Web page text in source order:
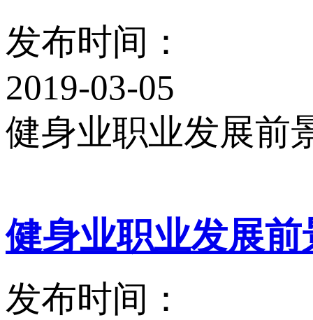
发布时间：
2019-03-05
健身业职业发展前景
健身业职业发展前景
发布时间：